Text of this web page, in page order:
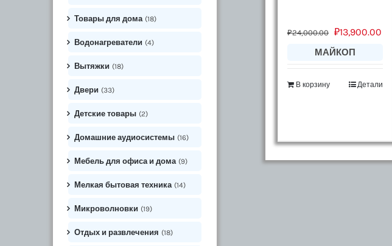
₽24,000.00 ₽13,900.00
МАЙКОП
В корзину Детали
Товары для дома (18)
Водонагреватели (4)
Вытяжки (18)
Двери (33)
Детские товары (2)
Домашние аудиосистемы (16)
Мебель для офиса и дома (9)
Мелкая бытовая техника (14)
Микроволновки (19)
Отдых и развлечения (18)